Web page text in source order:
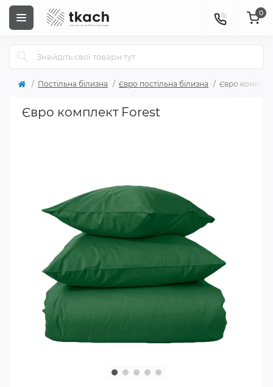
0
Постільна білизна Євро постільна білизна Євро
Євро комплект Forest